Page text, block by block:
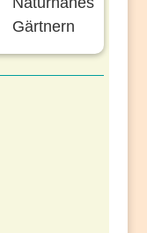
Gärtnern